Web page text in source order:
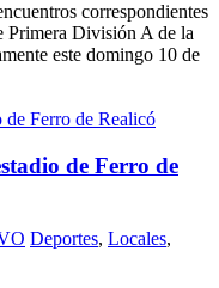
correspondientes
Primera División A de la
este domingo 10 de
de Ferro de
Deportes, Locales,